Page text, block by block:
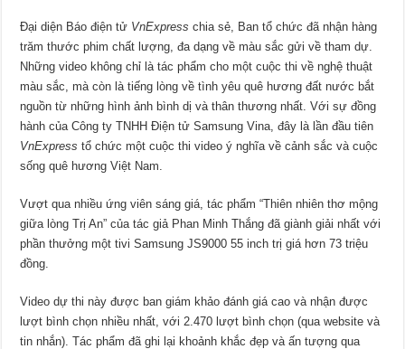
Đại diện Báo điện tử VnExpresschia sẻ, Ban tổ chức đã nhận hàng
trăm thước phim chất lượng, đa dạng về màu sắc gửi về tham dự.
Những video không chỉ là tác phẩm cho một cuộc thi về nghệ thuật
màu sắc, mà còn là tiếng lòng về tình yêu quê hương đất nước bắt
nguồn từ những hình ảnh bình dị và thân thương nhất. Với sự đồng
hành của Công ty TNHH Điện tử Samsung Vina, đây là lần đầu tiên
VnExpress tổ chức một cuộc thi video ý nghĩa về cảnh sắc và cuộc
sống quê hương Việt Nam.
Vượt qua nhiều ứng viên sáng giá, tác phẩm “Thiên nhiên thơ mộng
giữa lòng Trị An” của tác giả Phan Minh Thắng đã giành giải nhất với
phần thưởng một tivi Samsung JS9000 55 inch trị giá hơn 73 triệu
đồng.
Video dự thi này được ban giám khảo đánh giá cao và nhận được
lượt bình chọn nhiều nhất, với 2.470 lượt bình chọn (qua website và
tin nhắn). Tác phẩm đã ghi lại khoảnh khắc đẹp và ấn tượng qua